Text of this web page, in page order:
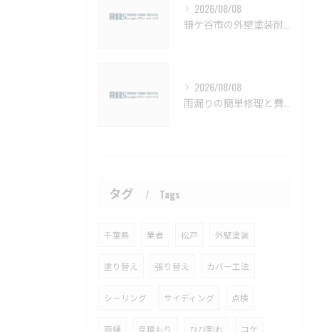
2026/08/08
2026/08/08
タグ Tags
千葉県 業者 松戸 外壁塗装
塗り替え 張り替え カバー工法
シーリング サイディング 点検
雨樋 見積もり ひび割れ コケ